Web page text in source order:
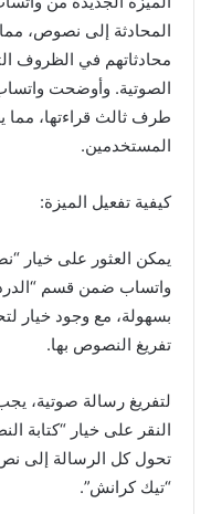
المحادثة إلى نصوص،
محادثاتهم في الظروف
الصوتية. وأوضحت
طرف ثالث قراءتها،
المستخدمين.
كيفية تفعيل الميزة:
يمكن العثور على خيار
واتساب ضمن قسم
بسهولة، مع وجود خيار
تفريغ النصوص بها.
لتفريغ رسالة صوتية،
النقر على خيار “كتابة
تحول كل الرسالة إلى
“تيك كرانش”.